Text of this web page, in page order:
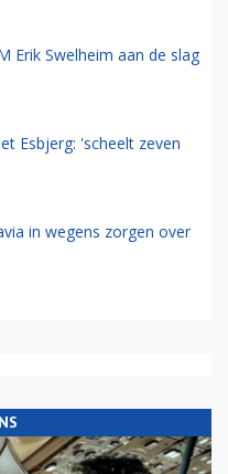
Erik Swelheim aan de slag
Esbjerg: 'scheelt zeven
in wegens zorgen over